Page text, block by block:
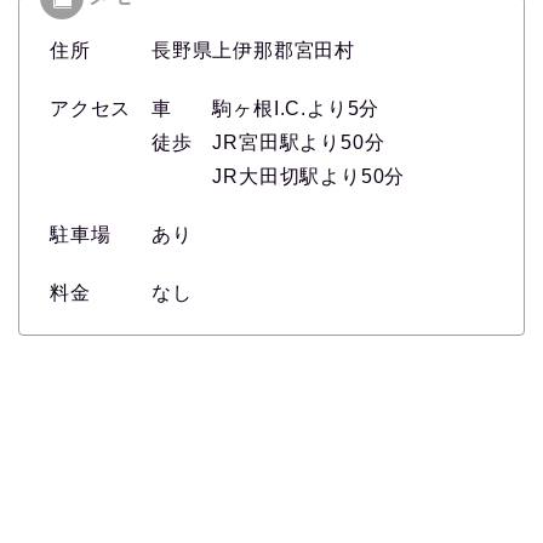
住所 長野県上伊那郡宮田村
アクセス 車 駒ヶ根I.C.より5分
徒歩 JR宮田駅より50分
JR大田切駅より50分
駐車場 あり
料金 なし